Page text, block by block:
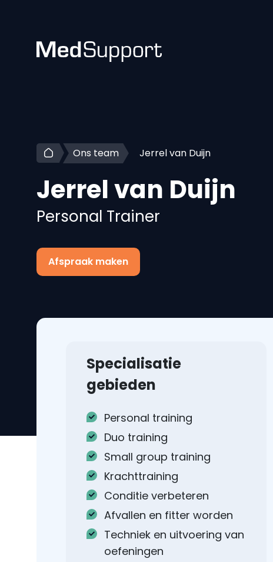
Ons team Jerrel van Duijn
Jerrelvan Duijn
Personal Trainer
Afspraak maken
Specialisatie
gebieden
Personal training
Duo training
Small group training
Krachttraining
Conditie verbeteren
Afvallen en fitter worden
Techniek en uitvoering van
oefeningen